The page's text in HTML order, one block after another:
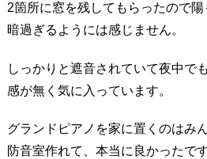
2箇所に窓を残してもらったので
暗過ぎるようには感じません。
しっかりと遮音されていて夜中で
感が無く気に入っています。
グランドピアノを家に置くのはみ
防音室作れて、本当に良かったです